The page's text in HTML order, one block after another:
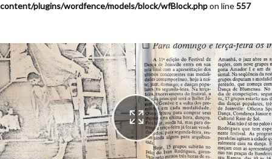
content/plugins/wordfence/models/block/wfBlock.phpon line557
Festival de Dança de Joinville - 11a. Edição - 1993